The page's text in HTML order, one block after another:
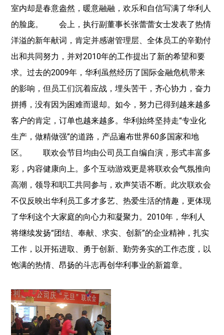
室内却是春意盎然，暖意融融，欢乐和自信写满了华利人
的脸庞。 会上，执行副董事长张蕾蕾女士发表了热情
洋溢的新年献词，肯定并感谢管理层、全体员工的辛勤付
出和共同努力，并对2010年的工作提出了新的希望和要
求。过去的2009年，华利虽然经历了国际金融危机带来
的影响，但员工们沉着应战，埋头苦干，齐心协力，奋力
拼搏，没有因为困难而退却。如今，努力已得到越来越多
客户的肯定，订单也越来越多。华利始终坚持走“专业化
生产，做精做强”的道路，产品遍布世界60多国家和地
区。 联欢会节目均由公司员工自编自演，形式丰富多
彩，内容健康向上。多个互动游戏更是将联欢会气氛推向
高潮，领导和职工共同参与，欢声笑语不断。此次联欢会
不仅反映出华利员工多才多艺、热爱生活的情趣，更体现
了华利这个大家庭的向心力和凝聚力。2010年，华利人
将继续发扬“团结、奉献、求实、创新”的企业精神，扎实
工作，以开拓进取、勇于创新、勤劳务实的工作态度，以
饱满的热情、昂扬的斗志再创华利事业的新篇章。